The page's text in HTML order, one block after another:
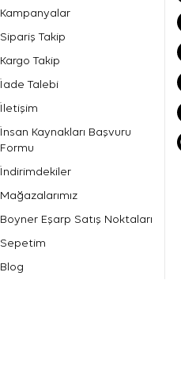
Kampanyalar
Sipariş Takip
Kargo Takip
İade Talebi
İletişim
İnsan Kaynakları Başvuru
Formu
İndirimdekiler
Mağazalarımız
Boyner Eşarp Satış Noktaları
Sepetim
Blog